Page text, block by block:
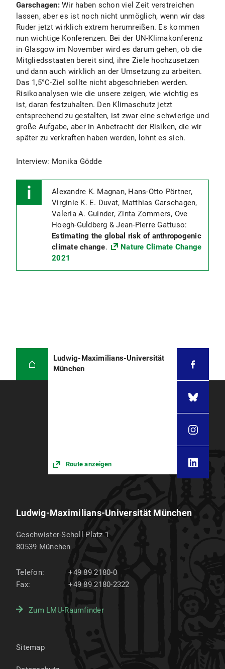
Garschagen:Wir haben schon viel Zeit verstreichen
lassen, aber es ist noch nicht unmöglich, wenn wir das
Ruder jetzt wirklich extrem herumreißen. Es kommen
nun wichtige Konferenzen. Bei der UN-Klimakonferenz
in Glasgow im November wird es darum gehen, ob die
Mitgliedsstaaten bereit sind, ihre Ziele hochzusetzen
und dann auch wirklich an der Umsetzung zu arbeiten.
Das 1,5°C-Ziel sollte nicht abgeschrieben werden.
Risikoanalysen wie die unsere zeigen, wie wichtig es
ist, daran festzuhalten. Den Klimaschutz jetzt
entsprechend zu gestalten, ist zwar eine schwierige und
große Aufgabe, aber in Anbetracht der Risiken, die wir
später zu verkraften haben werden, lohnt es sich.
Interview: Monika Gödde
Alexandre K. Magnan, Hans-Otto Pörtner,
Virginie K. E. Duvat, Matthias Garschagen,
Valeria A. Guinder, Zinta Zommers, Ove
Hoegh-Guldberg & Jean-Pierre Gattuso:
Estimating the global risk of anthropogenic
climate change.
Nature Climate Change
2021
Ludwig-Maximilians-Universität
München
Route anzeigen
Ludwig-Maximilians-Universität München
Geschwister-Scholl-Platz 1
80539 München
Telefon:
+49 89 2180-0
Fax:
+49 89 2180-2322
Zum LMU-Raumfinder
Sitemap